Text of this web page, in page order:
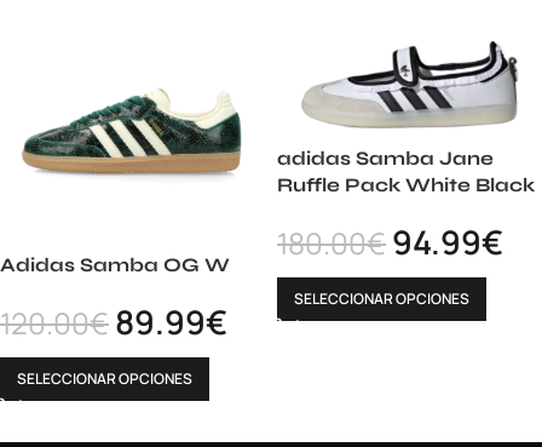
Adidas Samba OG W
120.00€89.99€
SELECCIONAR OPCIONES
adidas Samba Jane
Ruffle Pack White Black
180.00€94.99€
SELECCIONAR OPCIONES